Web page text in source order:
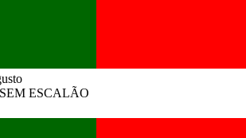
SEM ESCALÃO